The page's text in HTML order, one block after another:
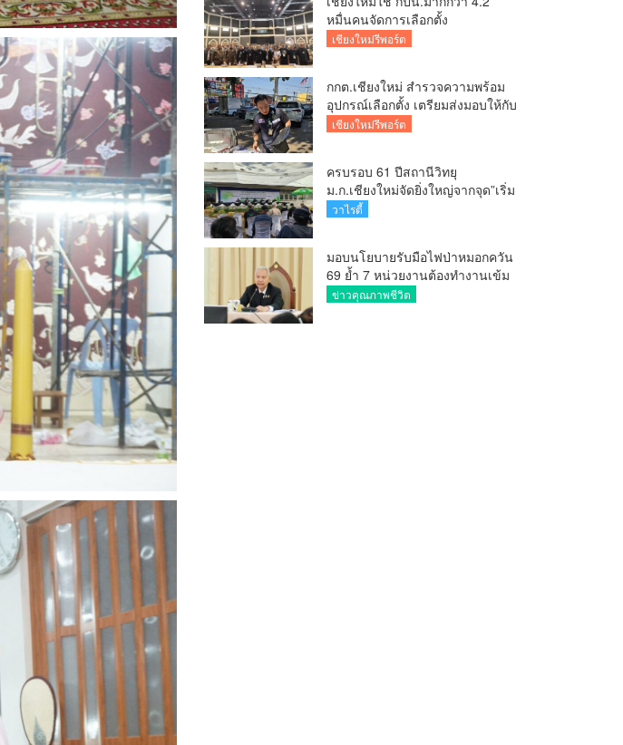
หมื่นคนจัดการเลือกตั้ง
กกต.เชียงใหม่ ร่วมกับ นายอำเภอ
เชียงใหม่รีพอร์ต
กกต.เชียงใหม่ สำรวจความพร้อม
อุปกรณ์เลือกตั้ง เตรียมส่งมอบให้กับ
ทุกหน่วยเลือกตั้งในวันพรุ่งนี้
เชียงใหม่รีพอร์ต
ครบรอบ 61 ปีสถานีวิทยุ
ม.ก.เชียงใหม่จัดยิ่งใหญ่จากจุด”เริ่ม
ต้นจากเสาไม้ไผ่ จนถึงวันที่มี
วาไรตี้
มอบนโยบายรับมือไฟป่าหมอกควัน
69 ย้ำ 7 หน่วยงานต้องทำงานเข้ม
ข้น ชี้ “ผู้ว่า” คีย์แมนสำคัญทำ
ข่าวคุณภาพชีวิต